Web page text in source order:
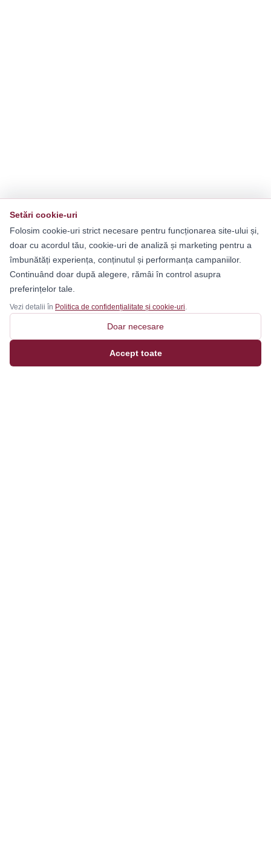
Setări cookie-uri
Folosim cookie-uri strict necesare pentru funcționarea site-ului și,
doar cu acordul tău, cookie-uri de analiză și marketing pentru a
îmbunătăți experiența, conținutul și performanța campaniilor.
Continuând doar după alegere, rămâi în control asupra
preferințelor tale.
Vezi detalii în Politica de confidențialitate și cookie-uri.
Doar necesare
Accept toate